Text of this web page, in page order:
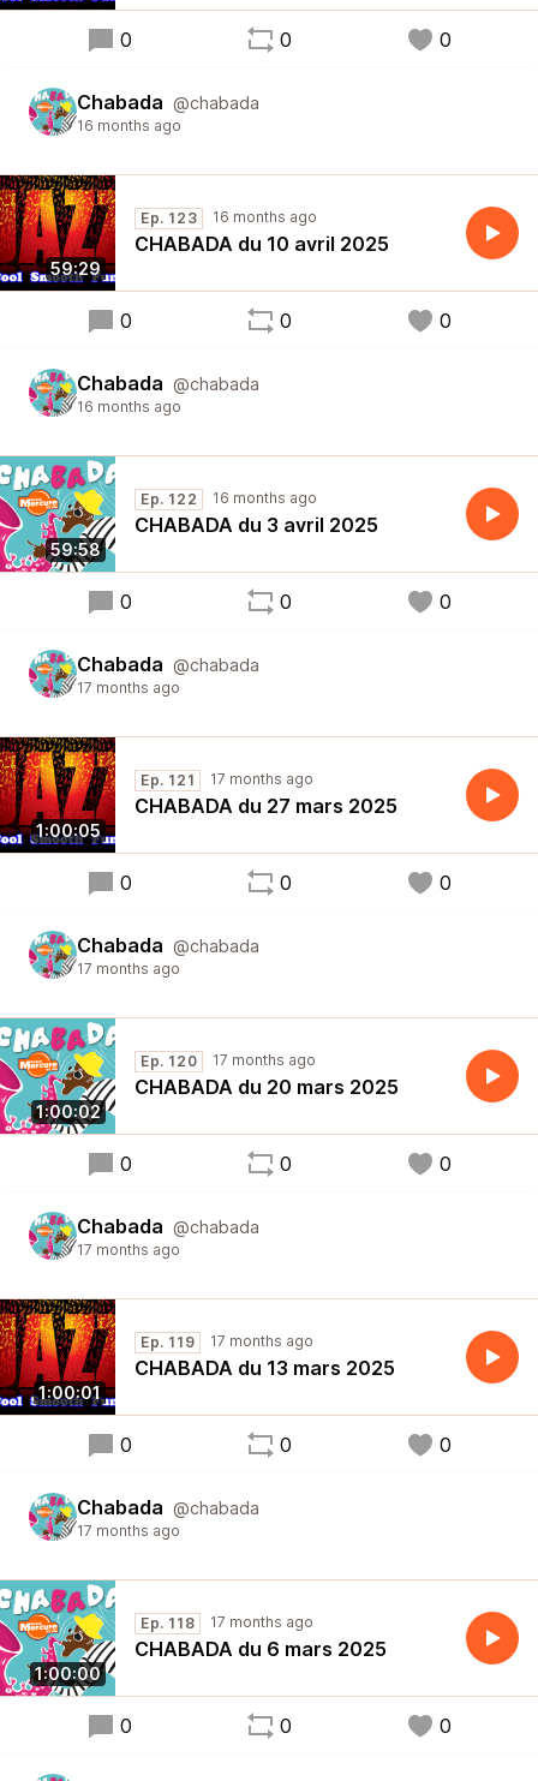
0 0 0
Chabada @chabada
16 months ago
59:29
Ep. 123 16 months ago
CHABADA du 10 avril 2025
0 0 0
Chabada @chabada
16 months ago
59:58
Ep. 122 16 months ago
CHABADA du 3 avril 2025
0 0 0
Chabada @chabada
17 months ago
1:00:05
Ep. 121 17 months ago
CHABADA du 27 mars 2025
0 0 0
Chabada @chabada
17 months ago
1:00:02
Ep. 120 17 months ago
CHABADA du 20 mars 2025
0 0 0
Chabada @chabada
17 months ago
1:00:01
Ep. 119 17 months ago
CHABADA du 13 mars 2025
0 0 0
Chabada @chabada
17 months ago
1:00:00
Ep. 118 17 months ago
CHABADA du 6 mars 2025
0 0 0